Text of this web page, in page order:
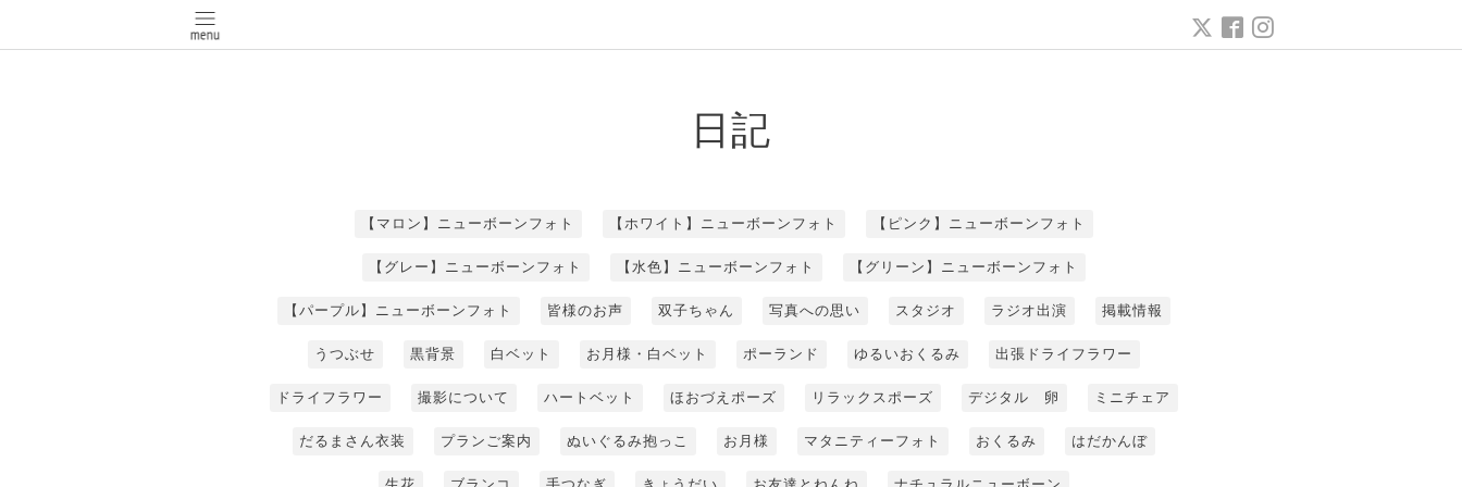
日記
【マロン】ニューボーンフォト 【ホワイト】ニューボーンフォト 【ピンク】ニューボーンフォト
【グレー】ニューボーンフォト 【水色】ニューボーンフォト 【グリーン】ニューボーンフォト
【パープル】ニューボーンフォト 皆様のお声 双子ちゃん 写真への思い スタジオ ラジオ出演 掲載情報
うつぶせ 黒背景 白ベット お月様・白ベット ポーランド ゆるいおくるみ 出張ドライフラワー
ドライフラワー 撮影について ハートベット ほおづえポーズ リラックスポーズ デジタル 卵 ミニチェア
だるまさん衣装 プランご案内 ぬいぐるみ抱っこ お月様 マタニティーフォト おくるみ はだかんぼ